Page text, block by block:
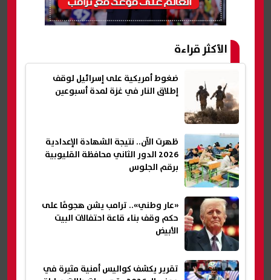
الأكثر قراءة
ضغوط أمريكية على إسرائيل لوقف
إطلاق النار في غزة لمدة أسبوعين
ظهرت الآن.. نتيجة الشهادة الإعدادية
2026 الدور الثاني محافظة القليوبية
برقم الجلوس
«عار وطني».. ترامب يشن هجومًا على
حكم وقف بناء قاعة احتفالات البيت
الأبيض
تقرير يكشف كواليس أمنية مثيرة في